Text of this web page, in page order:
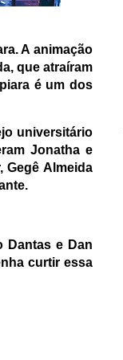
A animação
que atraíram
é um dos
universitário
Jonatha e
Gegê Almeida
Dantas e Dan
curtir essa